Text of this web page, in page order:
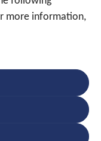
more information,
voor